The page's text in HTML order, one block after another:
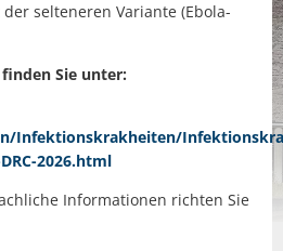
selteneren Variante (Ebola-
Sie unter:
Infektionskrakheiten/
2026.html
Informationen richten Sie